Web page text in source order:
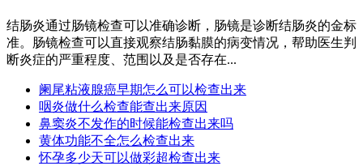
结肠炎通过肠镜检查可以准确诊断，肠镜是诊断结肠炎的金标
准。肠镜检查可以直接观察结肠黏膜的病变情况，帮助医生判
断炎症的严重程度、范围以及是否存在...
阑尾粘液腺癌早期怎么可以检查出来
咽炎做什么检查能查出来原因
鼻窦炎不发作的时候能检查出来吗
黄体功能不全怎么检查出来
怀孕多少天可以做彩超检查出来